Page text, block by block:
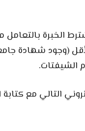
الخبرة بالتعامل
(وجود شهادة
الشيفتات.
التالي مع